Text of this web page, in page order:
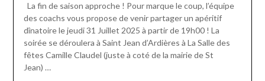
La fin de saison approche ! Pour marque le coup, l’équipe
des coachs vous propose de venir partager un apéritif
dînatoire le jeudi 31 Juillet 2025 à partir de 19h00 ! La
soirée se déroulera à Saint Jean d’Ardières à La Salle des
fêtes Camille Claudel (juste à coté de la mairie de St
Jean) …